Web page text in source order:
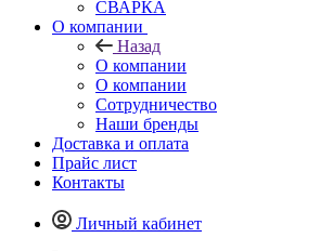
СВАРКА
О компании
Назад
О компании
О компании
Сотрудничество
Наши бренды
Доставка и оплата
Прайс лист
Контакты
Личный кабинет